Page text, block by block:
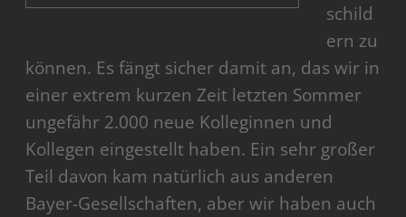
schild
ern zu
können. Es fängt sicher damit an, das wir in
einer extrem kurzen Zeit letzten Sommer
ungefähr 2.000 neue Kolleginnen und
Kollegen eingestellt haben. Ein sehr großer
Teil davon kam natürlich aus anderen
Bayer-Gesellschaften, aber wir haben auch